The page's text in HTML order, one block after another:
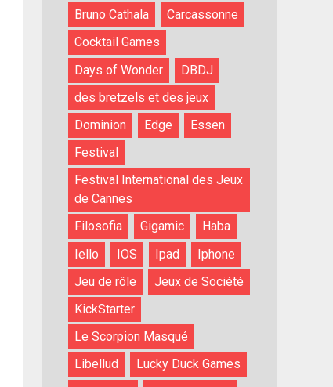
Bruno Cathala
Carcassonne
Cocktail Games
Days of Wonder
DBDJ
des bretzels et des jeux
Dominion
Edge
Essen
Festival
Festival International des Jeux
de Cannes
Filosofia
Gigamic
Haba
Iello
IOS Ipad
Iphone
Jeu de rôle
Jeux de Société
KickStarter
Le Scorpion Masqué
Libellud
Lucky Duck Games